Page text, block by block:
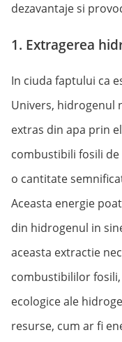
dezavantaje si
1. Extragerea
In ciuda faptului ca
Univers, hidrogenul
extras din apa prin
combustibili fosili
o cantitate
Aceasta energie
din hidrogenul in
aceasta extractie
combustibililor fosili,
ecologice ale
resurse, cum ar fi